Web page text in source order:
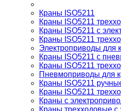
Краны ISO5211
Краны ISO5211
Краны ISO5211 с
Краны ISO5211
Электроприводы для
Краны ISO5211 с
Краны ISO5211
Пневмоприводы для
Краны ISO5211
Краны ISO5211
Краны с
Краны трехходовые с